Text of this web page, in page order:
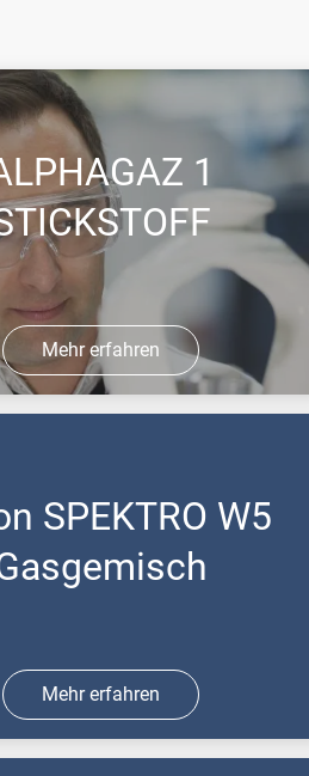
1
Mehr erfahren
SPEKTRO W5
Mehr erfahren